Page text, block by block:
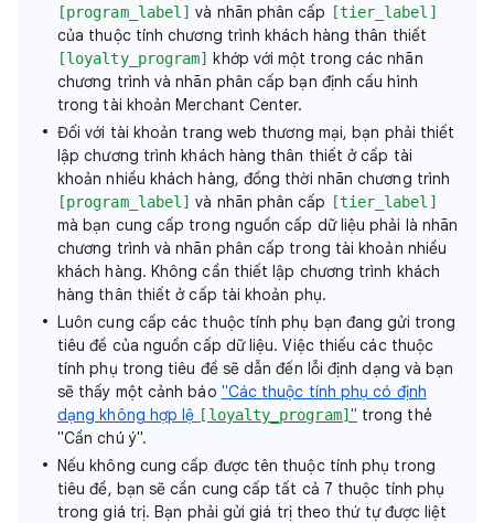
[program_label] và nhãn phân cấp [tier_label]
của thuộc tính chương trình khách hàng thân thiết
[loyalty_program] khớp với một trong các nhãn
chương trình và nhãn phân cấp bạn định cấu hình
trong tài khoản Merchant Center.
Đối với tài khoản trang web thương mại, bạn phải thiết
lập chương trình khách hàng thân thiết ở cấp tài
khoản nhiều khách hàng, đồng thời nhãn chương trình
[program_label] và nhãn phân cấp [tier_label]
mà bạn cung cấp trong nguồn cấp dữ liệu phải là nhãn
chương trình và nhãn phân cấp trong tài khoản nhiều
khách hàng. Không cần thiết lập chương trình khách
hàng thân thiết ở cấp tài khoản phụ.
Luôn cung cấp các thuộc tính phụ bạn đang gửi trong
tiêu đề của nguồn cấp dữ liệu. Việc thiếu các thuộc
tính phụ trong tiêu đề sẽ dẫn đến lỗi định dạng và bạn
sẽ thấy một cảnh báo "Các thuộc tính phụ có định
dạng không hợp lệ [loyalty_program] " trong thẻ
"Cần chú ý".
Nếu không cung cấp được tên thuộc tính phụ trong
tiêu đề, bạn sẽ cần cung cấp tất cả 7 thuộc tính phụ
trong giá trị. Bạn phải gửi giá trị theo thứ tự được liệt